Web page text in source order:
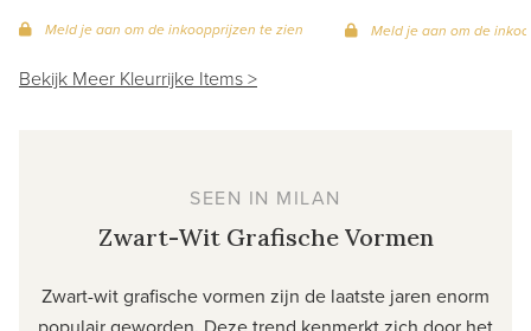
Meld je aan om de inkoopprijzen te zien Meld je aan om de
Bekijk Meer Kleurrijke Items >
SEEN IN MILAN
Zwart-Wit Grafische Vormen
Zwart-wit grafische vormen zijn de laatste jaren enorm